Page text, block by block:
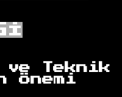
Teknik
Önemi